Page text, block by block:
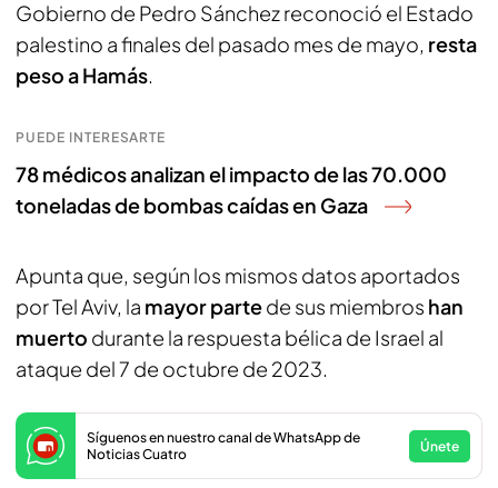
Gobierno de Pedro Sánchez reconoció el Estado
palestino a finales del pasado mes de mayo, resta
peso a Hamás.
PUEDE INTERESARTE
78 médicos analizan el impacto de las 70.000
toneladas de bombas caídas en Gaza
Apunta que, según los mismos datos aportados
por Tel Aviv, la mayor partede sus miembros han
muerto durante la respuesta bélica de Israel al
ataque del 7 de octubre de 2023.
Síguenos en nuestro canal de WhatsApp de
Noticias Cuatro
Únete